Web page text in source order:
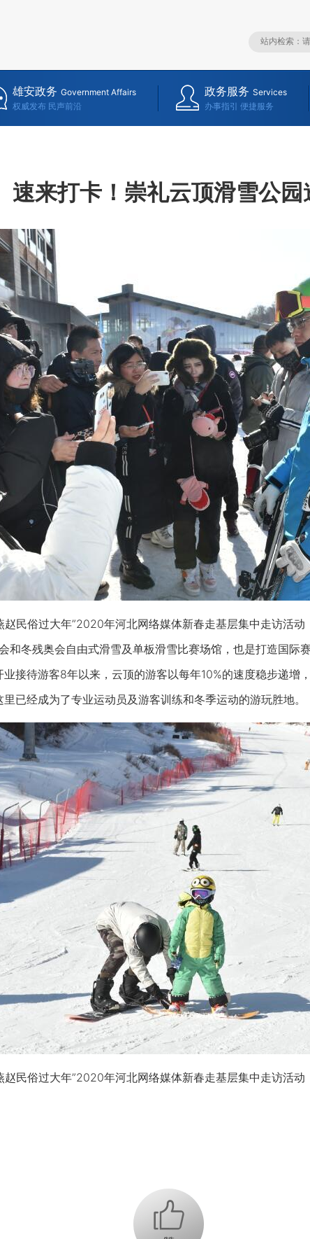
雄安政务 Government Affairs
权威发布 民声前沿
政务服务 Services
办事指引 便捷服务
速来打卡！崇礼云顶滑雪公
民俗过大年”2020年河北网络媒体新春走基层集中走访活动
和冬残奥会自由式滑雪及单板滑雪比赛场馆，也是打造国际
接待游客8年以来，云顶的游客以每年10%的速度稳步递增
已经成为了专业运动员及游客训练和冬季运动的游玩胜地。
民俗过大年”2020年河北网络媒体新春走基层集中走访活动
+1